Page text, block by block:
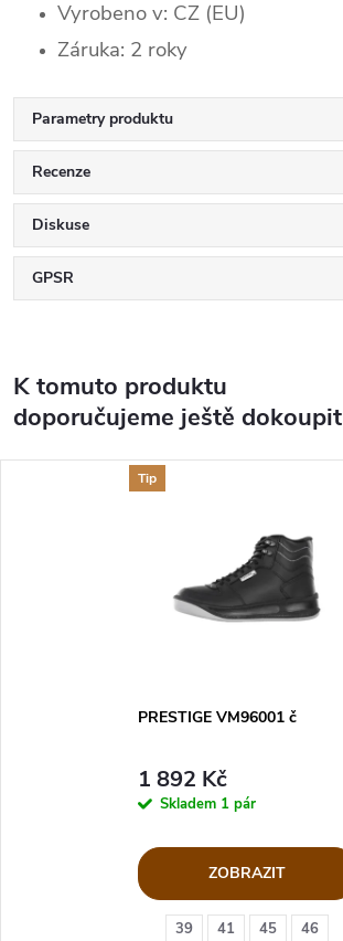
Vyrobeno v: CZ (EU)
Záruka: 2 roky
Parametry produktu
Recenze
Diskuse
GPSR
K tomuto produktu
doporučujeme ještě dokoupit
Tip
39 41 45
46
PRESTIGE VM96001 č
1 892 Kč
Skladem 1 pár
ZOBRAZIT